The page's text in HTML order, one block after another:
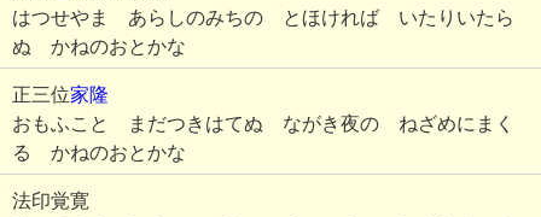
はつせやま あらしのみちの とほければ いたりいたら
ぬ かねのおとかな
正三位家隆
おもふこと まだつきはてぬ ながき夜の ねざめにまく
る かねのおとかな
法印覚寛